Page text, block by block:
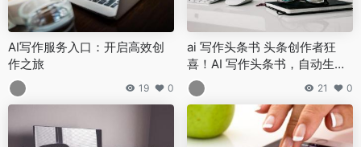
AI写作服务入口：开启高效创
作之旅
19 0
ai 写作头条书 头条创作者狂
喜！AI 写作头条书，自动生成
热点选题，单篇阅读破百万
21 0